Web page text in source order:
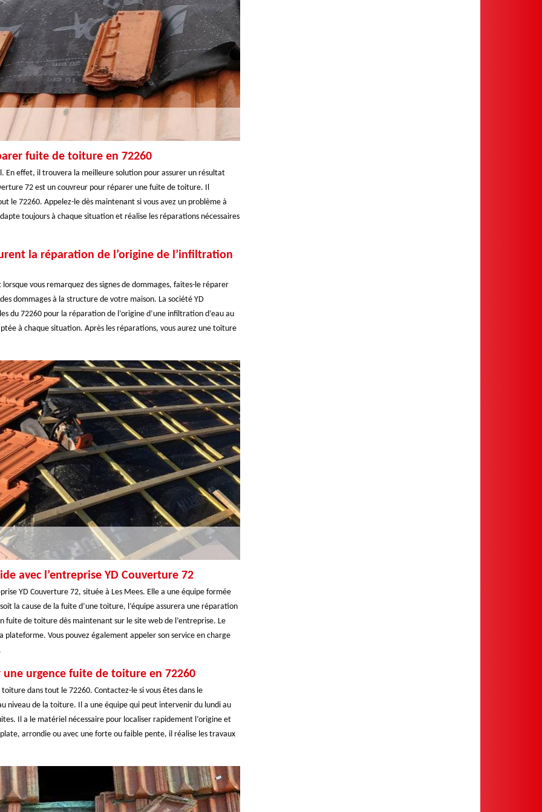
fuite de toiture en 72260
En effet, il trouvera la meilleure solution pour assurer un résultat
72 est un couvreur pour réparer une fuite de toiture. Il
le 72260. Appelez-le dès maintenant si vous avez un problème à
toujours à chaque situation et réalise les réparations nécessaires
la réparation de l’origine de l’infiltration
vous remarquez des signes de dommages, faites-le réparer
dommages à la structure de votre maison. La société YD
du 72260 pour la réparation de l’origine d’une infiltration d’eau au
à chaque situation. Après les réparations, vous aurez une toiture
avec l’entreprise YD Couverture 72
YD Couverture 72, située à Les Mees. Elle a une équipe formée
la cause de la fuite d’une toiture, l’équipe assurera une réparation
fuite de toiture dès maintenant sur le site web de l’entreprise. Le
Vous pouvez également appeler son service en charge
urgence fuite de toiture en 72260
dans tout le 72260. Contactez-le si vous êtes dans le
niveau de la toiture. Il a une équipe qui peut intervenir du lundi au
Il a le matériel nécessaire pour localiser rapidement l’origine et
arrondie ou avec une forte ou faible pente, il réalise les travaux